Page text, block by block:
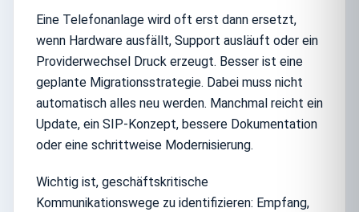
Eine Telefonanlage wird oft erst dann ersetzt,
wenn Hardware ausfällt, Support ausläuft oder ein
Providerwechsel Druck erzeugt. Besser ist eine
geplante Migrationsstrategie. Dabei muss nicht
automatisch alles neu werden. Manchmal reicht ein
Update, ein SIP-Konzept, bessere Dokumentation
oder eine schrittweise Modernisierung.
Wichtig ist, geschäftskritische
Kommunikationswege zu identifizieren: Empfang,